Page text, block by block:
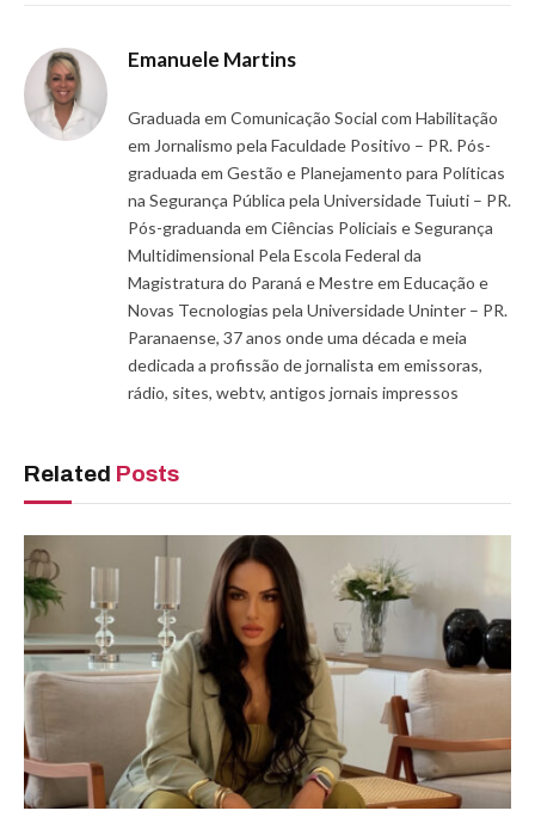
Emanuele Martins
Graduada em Comunicação Social com Habilitação
em Jornalismo pela Faculdade Positivo – PR. Pós-
graduada em Gestão e Planejamento para Políticas
na Segurança Pública pela Universidade Tuiuti – PR.
Pós-graduanda em Ciências Policiais e Segurança
Multidimensional Pela Escola Federal da
Magistratura do Paraná e Mestre em Educação e
Novas Tecnologias pela Universidade Uninter – PR.
Paranaense, 37 anos onde uma década e meia
dedicada a profissão de jornalista em emissoras,
rádio, sites, webtv, antigos jornais impressos
Related Posts